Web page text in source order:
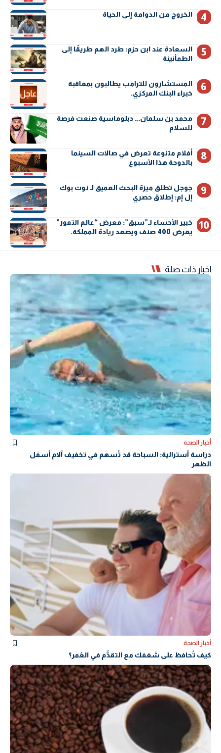
الخروج من الدوامة إلى الحياة
السعادة عند ابن حزم: طرد الهم طريقًا إلى
الطمأنينة
المستشارون للترامب يطالبون بمعاقبة
خبراء البنك المركزي.
محمد بن سلمان… دبلوماسية صنعت فرصة
للسلام
أفلام متنوعة تعرض في صالات السينما
بالدوحة هذا الأسبوع
جوجل تطلق ميزة البحث العميق لـ نوت بوك
إل إم: إطلاق حصري
خبير الأحساء لـ”سبق”: معرض “عالم التمور”
يعرض 400 صنف ويصعد ريادة المملكة.
اخبار ذات صلة
أخبار الصحة
دراسة أسترالية: السباحة قد تُسهم في تخفيف آلام أسفل
الظهر
أخبار الصحة
كيف تُحافظ على شغفك مع التقدُّم في العُمر؟